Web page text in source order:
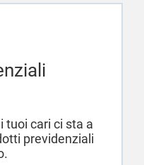
tuoi cari ci sta a
previdenziali